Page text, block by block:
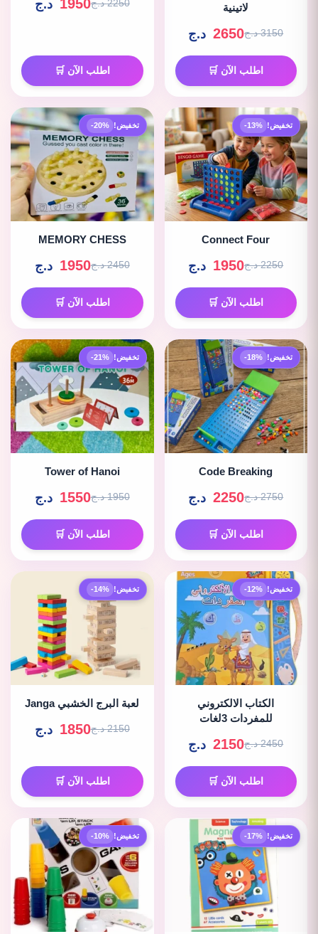
لاتينية
3150 د.ج 2650 د.ج
اطلب الآن 🛒
2250 د.ج 1950 د.ج
اطلب الآن 🛒
تخفيض! -13%
Connect Four
2250 د.ج 1950 د.ج
اطلب الآن 🛒
تخفيض! -20%
MEMORY CHESS
2450 د.ج 1950 د.ج
اطلب الآن 🛒
تخفيض! -18%
Code Breaking
2750 د.ج 2250 د.ج
اطلب الآن 🛒
تخفيض! -21%
Tower of Hanoi
1950 د.ج 1550 د.ج
اطلب الآن 🛒
تخفيض! -12%
الكتاب الالكتروني
للمفردات 3لغات
2450 د.ج 2150 د.ج
اطلب الآن 🛒
تخفيض! -14%
لعبة البرج الخشبي Janga
2150 د.ج 1850 د.ج
اطلب الآن 🛒
تخفيض! -17% تخفيض! -10%